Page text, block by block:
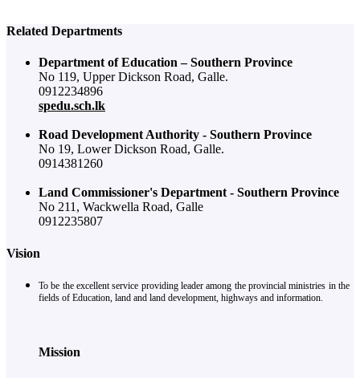
Related Departments
Department of Education – Southern Province
No 119, Upper Dickson Road, Galle.
0912234896
spedu.sch.lk
Road Development Authority - Southern Province
No 19, Lower Dickson Road, Galle.
0914381260
Land Commissioner's Department - Southern Province
No 211, Wackwella Road, Galle
0912235807
Vision
To be the excellent service providing leader among the provincial ministries in the
fields of Education, land and land development, highways and information.
Mission